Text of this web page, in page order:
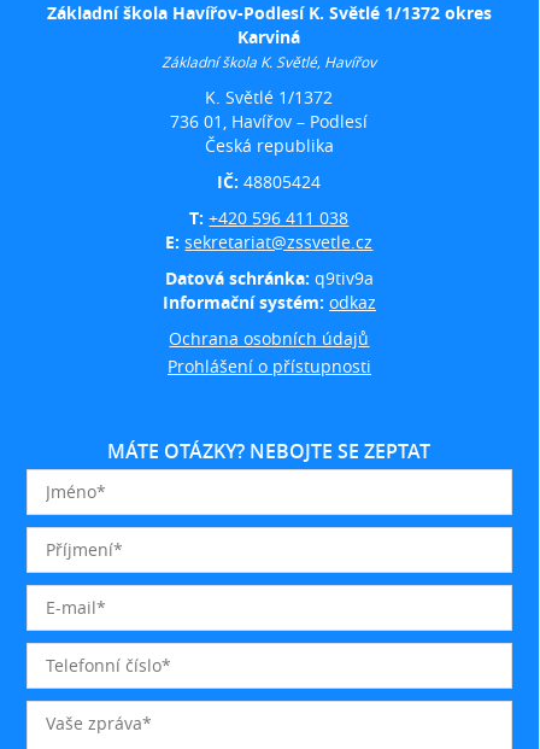
Základní škola Havířov-Podlesí K. Světlé 1/1372 okres
Karviná
Základní škola K. Světlé, Havířov
K. Světlé 1/1372
736 01, Havířov – Podlesí
Česká republika
IČ:48805424
T:+420 596 411 038
E:sekretariat@zssvetle.cz
Datová schránka: q9tiv9a
Informační systém: odkaz
Ochrana osobních údajů
Prohlášení o přístupnosti
MÁTE OTÁZKY? NEBOJTE SE ZEPTAT